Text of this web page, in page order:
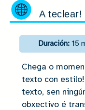
A teclear!
Duración: 15
Chega o
texto con
texto, sen
obxectivo é